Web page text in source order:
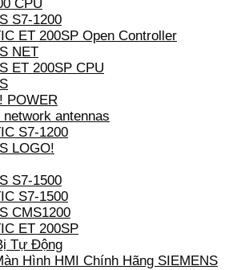
CPU
S7-1200
ET 200SP Open Controller
NET
ET 200SP CPU
POWER
network antennas
S7-1200
LOGO!
S7-1500
S7-1500
CMS1200
ET 200SP
Tự Động
Hình HMI Chính Hãng SIEMENS